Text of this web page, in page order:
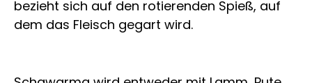
bezieht sich auf den rotierenden Spieß, auf
dem das Fleisch gegart wird.